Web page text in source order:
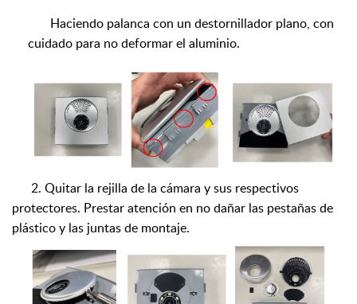
Haciendo palanca con un destornillador plano, con
cuidado para no deformar el aluminio.
2. Quitar la rejilla de la cámara y sus respectivos
protectores. Prestar atención en no dañar las pestañas de
plástico y las juntas de montaje.